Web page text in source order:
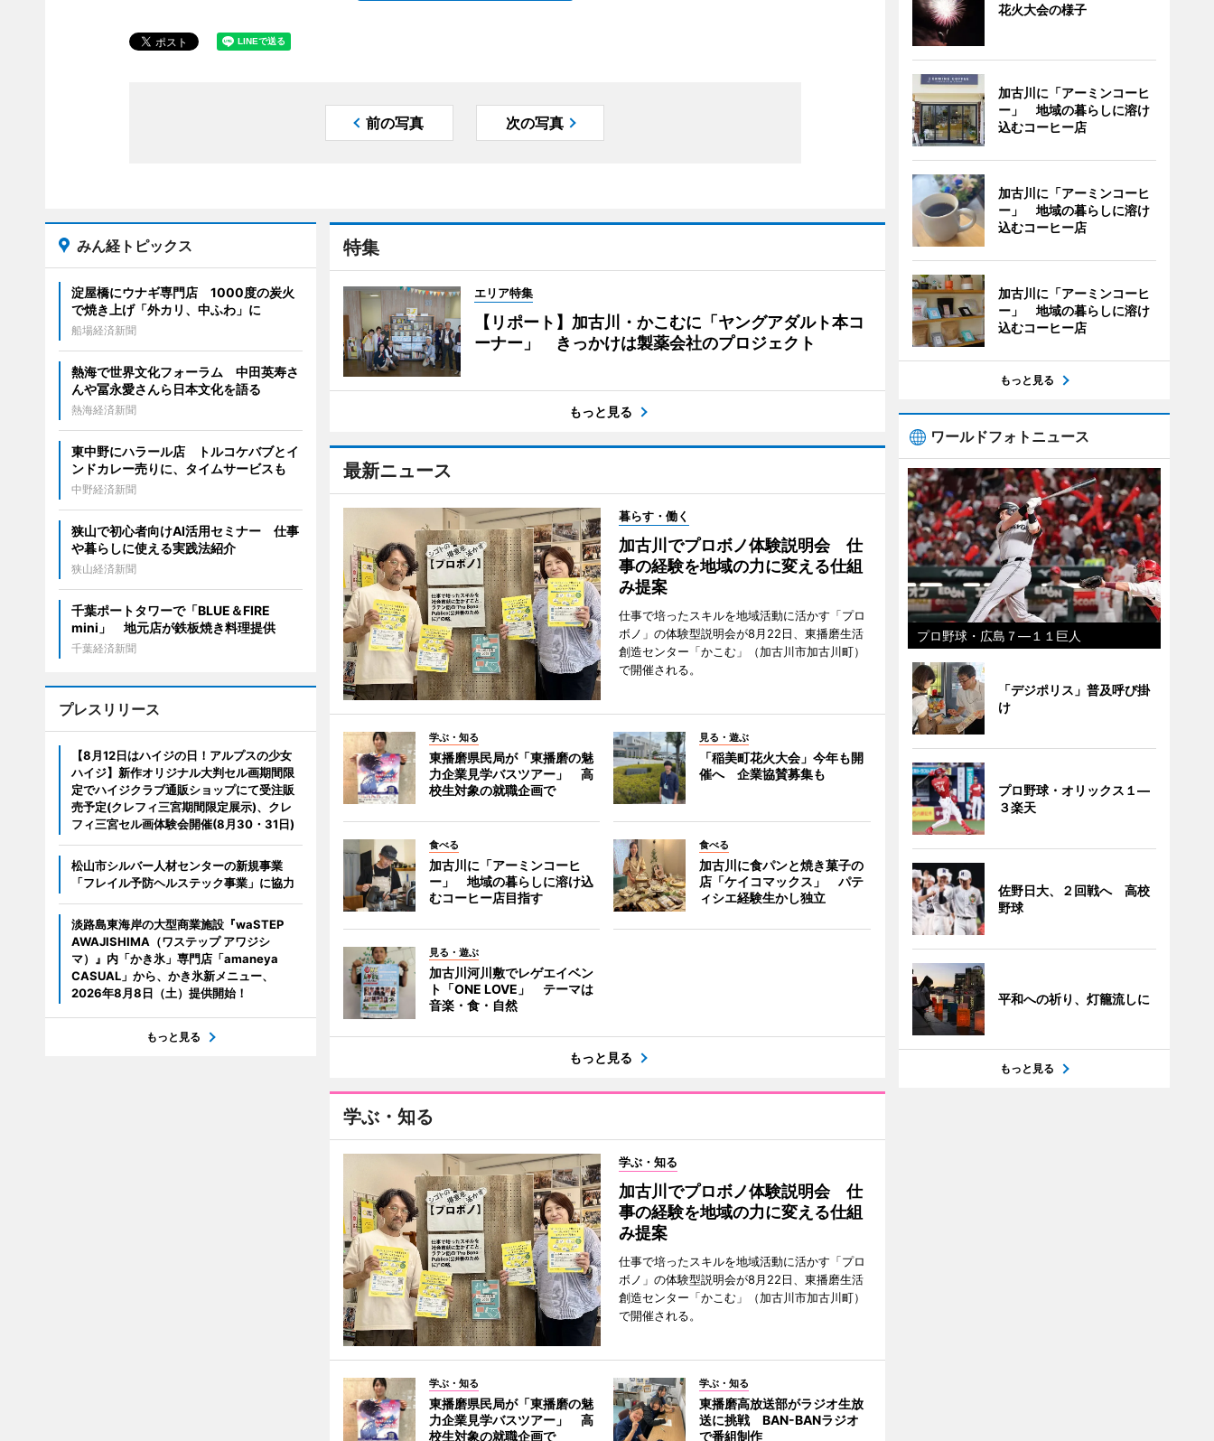
前の写真 次の写真
特集
エリア特集
【リポート】加古川・かこむに「ヤングアダルト本コ
ーナー」 きっかけは製薬会社のプロジェクト
もっと見る
最新ニュース
暮らす・働く
加古川でプロボノ体験説明会 仕
事の経験を地域の力に変える仕組
み提案
仕事で培ったスキルを地域活動に活かす「プロ
ボノ」の体験型説明会が8月22日、東播磨生活
創造センター「かこむ」（加古川市加古川町）
で開催される。
学ぶ・知る
東播磨県民局が「東播磨の魅
力企業見学バスツアー」 高
校生対象の就職企画で
見る・遊ぶ
「稲美町花火大会」今年も開
催へ 企業協賛募集も
食べる
加古川に「アーミンコーヒ
ー」 地域の暮らしに溶け込
むコーヒー店目指す
食べる
加古川に食パンと焼き菓子の
店「ケイコマックス」 パテ
ィシエ経験生かし独立
見る・遊ぶ
加古川河川敷でレゲエイベン
ト「ONE LOVE」 テーマは
音楽・食・自然
もっと見る
学ぶ・知る
学ぶ・知る
加古川でプロボノ体験説明会 仕
事の経験を地域の力に変える仕組
み提案
仕事で培ったスキルを地域活動に活かす「プロ
ボノ」の体験型説明会が8月22日、東播磨生活
創造センター「かこむ」（加古川市加古川町）
で開催される。
学ぶ・知る
東播磨県民局が「東播磨の魅
力企業見学バスツアー」 高
校生対象の就職企画で
学ぶ・知る
東播磨高放送部がラジオ生放
送に挑戦 BAN-BANラジオ
で番組制作
みん経トピックス
淀屋橋にウナギ専門店 1000度の炭火
で焼き上げ「外カリ、中ふわ」に
船場経済新聞
熱海で世界文化フォーラム 中田英寿さ
んや冨永愛さんら日本文化を語る
熱海経済新聞
東中野にハラール店 トルコケバブとイ
ンドカレー売りに、タイムサービスも
中野経済新聞
狭山で初心者向けAI活用セミナー 仕事
や暮らしに使える実践法紹介
狭山経済新聞
千葉ポートタワーで「BLUE＆FIRE
mini」 地元店が鉄板焼き料理提供
千葉経済新聞
プレスリリース
【8月12日はハイジの日！アルプスの少女
ハイジ】新作オリジナル大判セル画期間限
定でハイジクラブ通販ショップにて受注販
売予定(クレフィ三宮期間限定展示)、クレ
フィ三宮セル画体験会開催(8月30・31日)
松山市シルバー人材センターの新規事業
「フレイル予防ヘルステック事業」に協力
淡路島東海岸の大型商業施設『waSTEP
AWAJISHIMA（ワステップ アワジシ
マ）』内「かき氷」専門店「amaneya
CASUAL」から、かき氷新メニュー、
2026年8月8日（土）提供開始！
もっと見る
花火大会の様子
加古川に「アーミンコーヒ
ー」 地域の暮らしに溶け
込むコーヒー店
加古川に「アーミンコーヒ
ー」 地域の暮らしに溶け
込むコーヒー店
加古川に「アーミンコーヒ
ー」 地域の暮らしに溶け
込むコーヒー店
もっと見る
ワールドフォトニュース
プロ野球・広島７―１１巨人
「デジポリス」普及呼び掛
け
プロ野球・オリックス１―
３楽天
佐野日大、２回戦へ 高校
野球
平和への祈り、灯籠流しに
もっと見る